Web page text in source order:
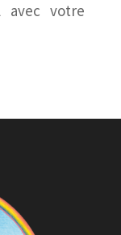
avec votre